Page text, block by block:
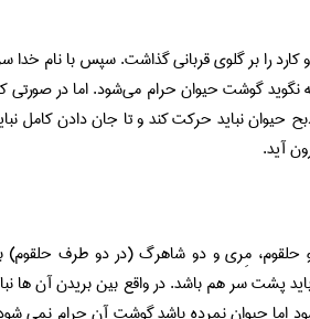
را بر گلوی قربانی گذاشت. سپس با نام خدا
نگوید گوشت حیوان حرام مى‌شود. اما در صورتی
نباید حرکت کند و تا جان دادن کامل
آید.
حلقوم، مِرى و دو شاهرگ (در دو طرف حلقوم)
پشت سر هم باشد. در واقع بین بریدن آن ها